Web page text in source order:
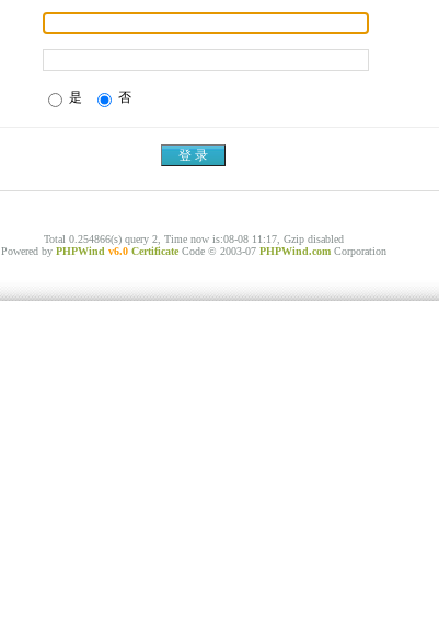
是 否
Total 0.254866(s) query 2, Time now is:08-08 11:17, Gzip disabled
Powered by PHPWind v6.0 Certificate Code © 2003-07 PHPWind.com Corporation